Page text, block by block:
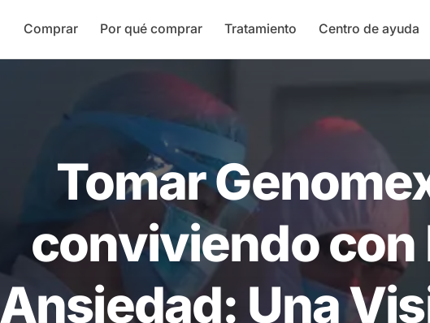
Comprar Por qué comprar Tratamiento Centro de ayuda
Tomar
conviviendo con
Ansiedad: Una